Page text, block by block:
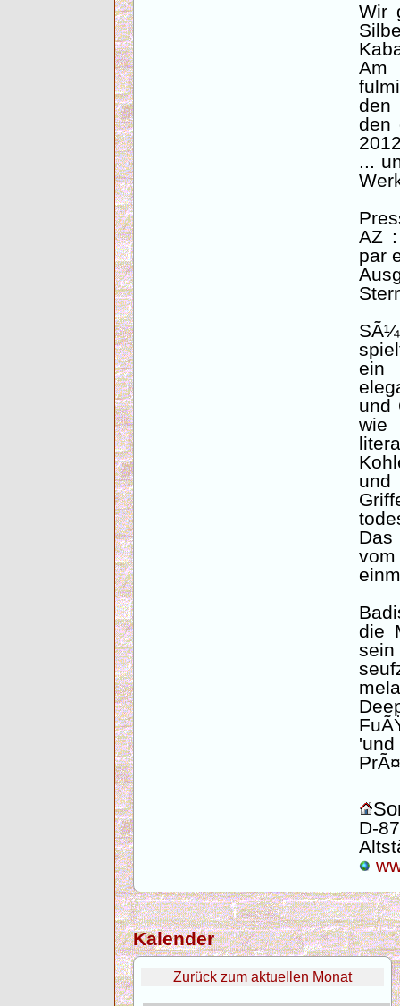
Wir
den
den
...
AZ
par
ein
und
die
D-
Kalender
Zurück zum aktuellen Monat